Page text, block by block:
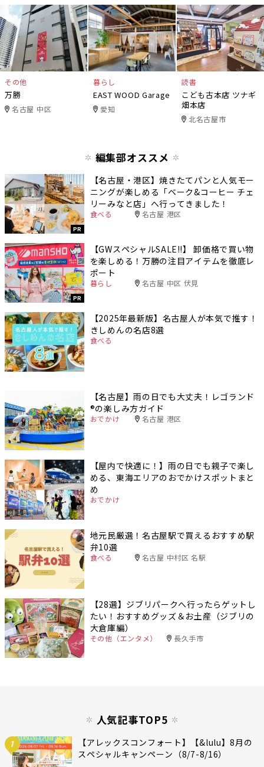
その他
万勝
名古屋 中区
暮らし
EAST WOOD Garage
愛知
読書
こども古本店 ツナギ
畑本店
北名古屋市
編集部オススメ
PR
【名古屋・港区】焼きたてパンと人気モー
ニングが楽しめる「ベーク&コーヒー チェ
リーみなと店」へ行ってきました！
食べる 名古屋 港区
PR
【GWスペシャルSALE‼︎】 卸価格で買い物
を楽しめる！万勝の注目アイテムを徹底レ
ポート
暮らし 名古屋 中区 伏見
【2025年最新版】名古屋人が本気で推す！
きしめんの名店8選
食べる
【名古屋】雨の日でも大丈夫！レゴランド
®️の楽しみ方ガイド
おでかけ 名古屋 港区
【屋内で快適に！】雨の日でも親子で楽し
める、東海エリアのおでかけスポットまと
め
おでかけ
地元民厳選！名古屋駅で買えるおすすめ駅
弁10選
食べる 名古屋 中村区 名駅
【28選】ジブリパークへ行ったらゲットし
たい！おすすめグッズ＆お土産（ジブリの
大倉庫編）
その他（エンタメ） 長久手市
人気記事TOP5
1
【アレックスコンフォート】【&lulu】8月の
スペシャルキャンペーン（8/7-8/16）